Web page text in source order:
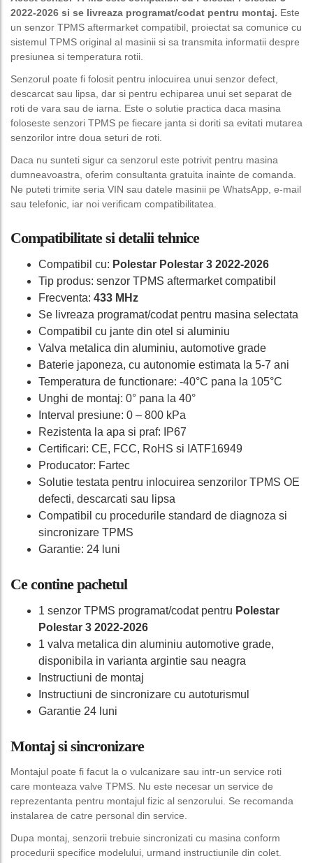
2022-2026 si se livreaza programat/codat pentru montaj. Este
un senzor TPMS aftermarket compatibil, proiectat sa comunice cu
sistemul TPMS original al masinii si sa transmita informatii despre
presiunea si temperatura rotii.
Senzorul poate fi folosit pentru inlocuirea unui senzor defect,
descarcat sau lipsa, dar si pentru echiparea unui set separat de
roti de vara sau de iarna. Este o solutie practica daca masina
foloseste senzori TPMS pe fiecare janta si doriti sa evitati mutarea
senzorilor intre doua seturi de roti.
Daca nu sunteti sigur ca senzorul este potrivit pentru masina
dumneavoastra, oferim consultanta gratuita inainte de comanda.
Ne puteti trimite seria VIN sau datele masinii pe WhatsApp, e-mail
sau telefonic, iar noi verificam compatibilitatea.
Compatibilitate si detalii tehnice
Compatibil cu: Polestar Polestar 3 2022-2026
Tip produs: senzor TPMS aftermarket compatibil
Frecventa: 433 MHz
Se livreaza programat/codat pentru masina selectata
Compatibil cu jante din otel si aluminiu
Valva metalica din aluminiu, automotive grade
Baterie japoneza, cu autonomie estimata la 5-7 ani
Temperatura de functionare: -40°C pana la 105°C
Unghi de montaj: 0° pana la 40°
Interval presiune: 0 – 800 kPa
Rezistenta la apa si praf: IP67
Certificari: CE, FCC, RoHS si IATF16949
Producator: Fartec
Solutie testata pentru inlocuirea senzorilor TPMS OE
defecti, descarcati sau lipsa
Compatibil cu procedurile standard de diagnoza si
sincronizare TPMS
Garantie: 24 luni
Ce contine pachetul
1 senzor TPMS programat/codat pentru Polestar
Polestar 3 2022-2026
1 valva metalica din aluminiu automotive grade,
disponibila in varianta argintie sau neagra
Instructiuni de montaj
Instructiuni de sincronizare cu autoturismul
Garantie 24 luni
Montaj si sincronizare
Montajul poate fi facut la o vulcanizare sau intr-un service roti
care monteaza valve TPMS. Nu este necesar un service de
reprezentanta pentru montajul fizic al senzorului. Se recomanda
instalarea de catre personal din service.
Dupa montaj, senzorii trebuie sincronizati cu masina conform
procedurii specifice modelului, urmand instructiunile din colet.